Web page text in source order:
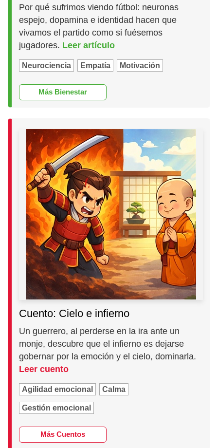
Por qué sufrimos viendo fútbol: neuronas
espejo, dopamina e identidad hacen que
vivamos el partido como si fuésemos
jugadores. Leer artículo
Neurociencia Empatía Motivación
Más Bienestar
Cuento: Cielo e infierno
Un guerrero, al perderse en la ira ante un
monje, descubre que el infierno es dejarse
gobernar por la emoción y el cielo, dominarla.
Leer cuento
Agilidad emocional Calma
Gestión emocional
Más Cuentos